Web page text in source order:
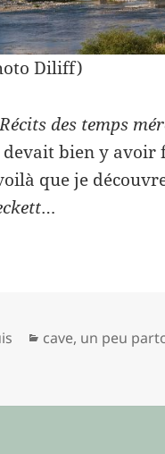
Diliff)
Récits des temps
devait bien y avoir
que je
…
Catégories
cave, un peu